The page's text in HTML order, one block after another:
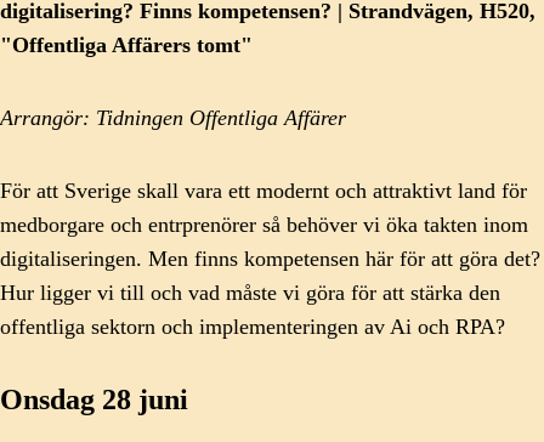
digitalisering? Finns kompetensen? | Strandvägen, H520,
"Offentliga Affärers tomt"
Arrangör: Tidningen Offentliga Affärer
För att Sverige skall vara ett modernt och attraktivt land för
medborgare och entrprenörer så behöver vi öka takten inom
digitaliseringen. Men finns kompetensen här för att göra det?
Hur ligger vi till och vad måste vi göra för att stärka den
offentliga sektorn och implementeringen av Ai och RPA?
Onsdag 28 juni